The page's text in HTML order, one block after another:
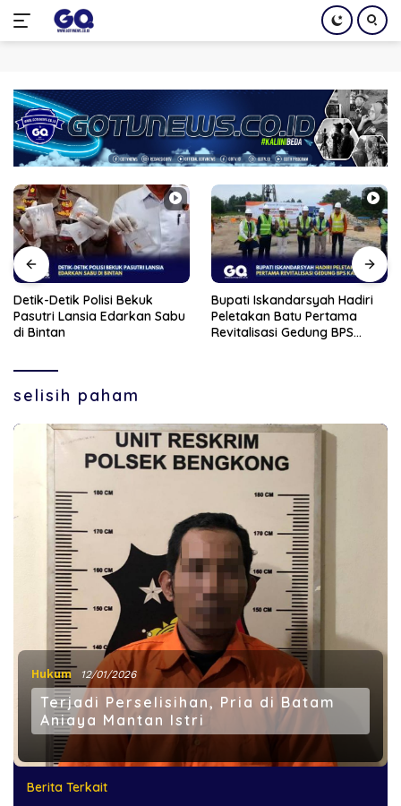
konten
Detik-Detik Polisi Bekuk
Pasutri Lansia Edarkan Sabu
di Bintan
Bupati Iskandarsyah Hadiri
Peletakan Batu Pertama
Revitalisasi Gedung BPS
selisih paham
Hukum 12/01/2026
Terjadi Perselisihan, Pria di Batam
Aniaya Mantan Istri
Berita Terkait